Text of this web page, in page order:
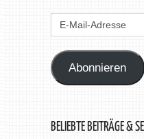
Mail-
Abonnieren
BELIEBTE BEITRÄGE &